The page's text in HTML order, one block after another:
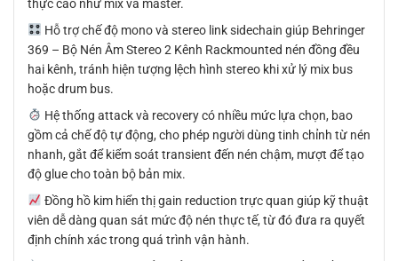
thực cao như mix và master.
Hỗ trợ chế độ mono và stereo link sidechain giúp Behringer
369 – Bộ Nén Âm Stereo 2 Kênh Rackmounted nén đồng đều
hai kênh, tránh hiện tượng lệch hình stereo khi xử lý mix bus
hoặc drum bus.
Hệ thống attack và recovery có nhiều mức lựa chọn, bao
gồm cả chế độ tự động, cho phép người dùng tinh chỉnh từ nén
nhanh, gắt để kiểm soát transient đến nén chậm, mượt để tạo
độ glue cho toàn bộ bản mix.
Đồng hồ kim hiển thị gain reduction trực quan giúp kỹ thuật
viên dễ dàng quan sát mức độ nén thực tế, từ đó đưa ra quyết
định chính xác trong quá trình vận hành.